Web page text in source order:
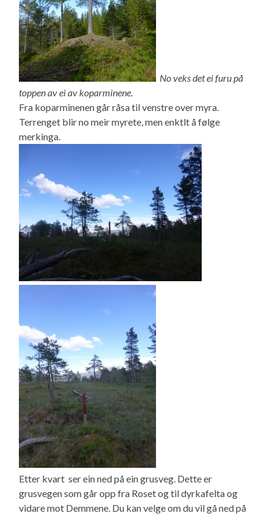
No veks det ei furu på
toppen av ei av koparminene.
Fra koparminenen går råsa til venstre over myra.
Terrenget blir no meir myrete, men enktlt å følge
merkinga.
Etter kvart ser ein ned på ein grusveg. Dette er
grusvegen som går opp fra Roset og til dyrkafelta og
vidare mot Demmene. Du kan velge om du vil gå ned på